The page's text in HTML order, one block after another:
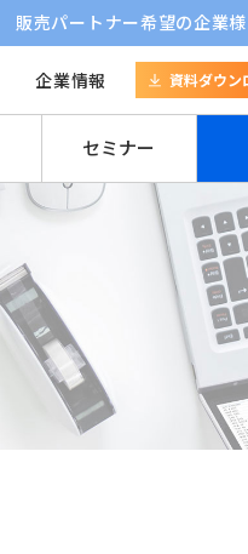
販売パートナー希望の企業
企業情報 資料ダウン
セミナー